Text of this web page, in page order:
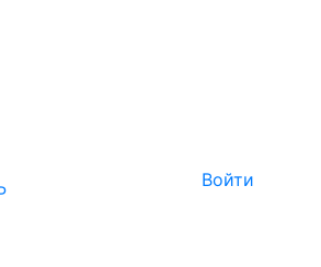
Войти